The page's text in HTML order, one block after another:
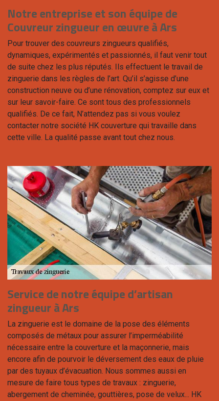
Notre entreprise et son équipe de
Couvreur zingueur en œuvre à Ars
Pour trouver des couvreurs zingueurs qualifiés,
dynamiques, expérimentés et passionnés, il faut venir tout
de suite chez les plus réputés. Ils effectuent le travail de
zinguerie dans les règles de l’art. Qu’il s’agisse d’une
construction neuve ou d’une rénovation, comptez sur eux et
sur leur savoir-faire. Ce sont tous des professionnels
qualifiés. De ce fait, N’attendez pas si vous voulez
contacter notre société HK couverture qui travaille dans
cette ville. La qualité passe avant tout chez nous.
Service de notre équipe d’artisan
zingueur à Ars
La zinguerie est le domaine de la pose des éléments
composés de métaux pour assurer l’imperméabilité
nécessaire entre la couverture et la maçonnerie, mais
encore afin de pourvoir le déversement des eaux de pluie
par des tuyaux d’évacuation. Nous sommes aussi en
mesure de faire tous types de travaux : zinguerie,
abergement de cheminée, gouttières, pose de velux... HK